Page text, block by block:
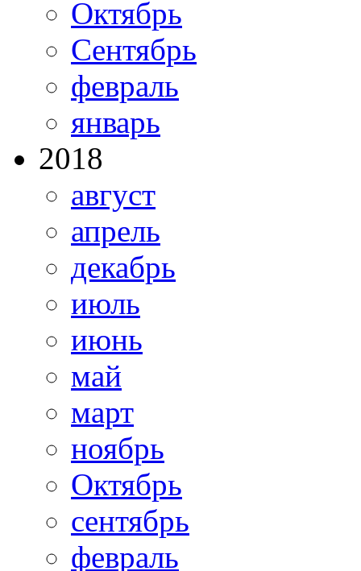
Октябрь
Сентябрь
февраль
январь
2018
август
апрель
декабрь
июль
июнь
май
март
ноябрь
Октябрь
сентябрь
февраль